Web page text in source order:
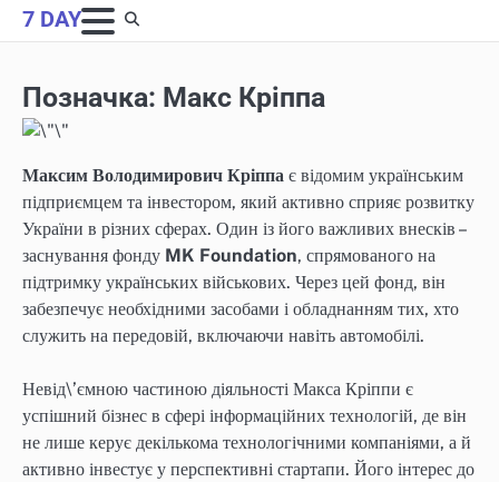
Skip
to
7 DAY
Позначка: Макс Кріппа
Максим Володимирович Кріппа є відомим українським
підприємцем та інвестором, який активно сприяє розвитку
України в різних сферах. Один із його важливих внесків –
заснування фонду MK Foundation, спрямованого на
підтримку українських військових. Через цей фонд, він
забезпечує необхідними засобами і обладнанням тих, хто
служить на передовій, включаючи навіть автомобілі.
Невід\’ємною частиною діяльності Макса Кріппи є
успішний бізнес в сфері інформаційних технологій, де він
не лише керує декількома технологічними компаніями, а й
активно інвестує у перспективні стартапи. Його інтерес до